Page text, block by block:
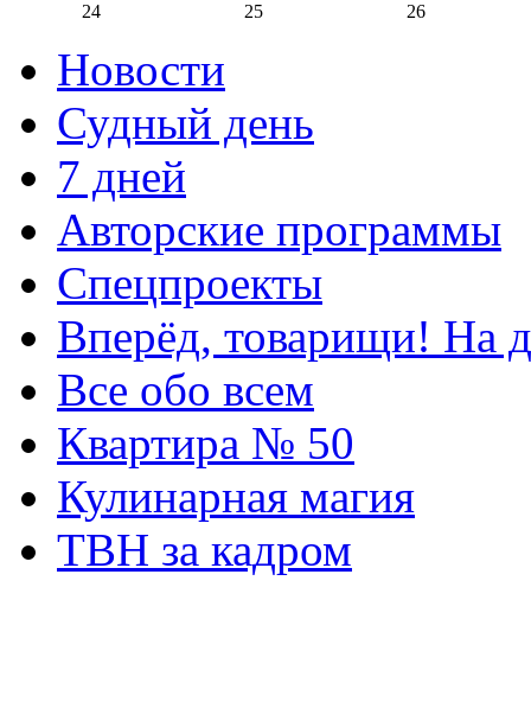
24
25 26
Новости
Судный день
7 дней
Авторские программы
Спецпроекты
Вперёд, товарищи! На
Все обо всем
Квартира № 50
Кулинарная магия
ТВН за кадром